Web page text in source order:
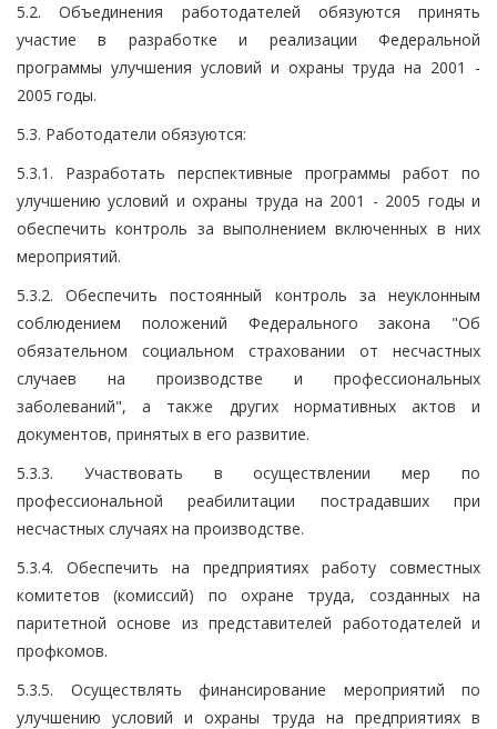
5.2. Объединения работодателей обязуются принять
участие в разработке и реализации Федеральной
программы улучшения условий и охраны труда на 2001 -
2005 годы.
5.3. Работодатели обязуются:
5.3.1. Разработать перспективные программы работ по
улучшению условий и охраны труда на 2001 - 2005 годы и
обеспечить контроль за выполнением включенных в них
мероприятий.
5.3.2. Обеспечить постоянный контроль за неуклонным
соблюдением положений Федерального закона "Об
обязательном социальном страховании от несчастных
случаев на производстве и профессиональных
заболеваний", а также других нормативных актов и
документов, принятых в его развитие.
5.3.3. Участвовать в осуществлении мер по
профессиональной реабилитации пострадавших при
несчастных случаях на производстве.
5.3.4. Обеспечить на предприятиях работу совместных
комитетов (комиссий) по охране труда, созданных на
паритетной основе из представителей работодателей и
профкомов.
5.3.5. Осуществлять финансирование мероприятий по
улучшению условий и охраны труда на предприятиях в